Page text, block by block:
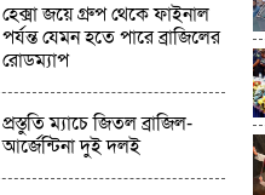
হেক্সা জয়ে গ্রুপ থেকে ফাইনাল
পর্যন্ত যেমন হতে পারে ব্রাজিলের
রোডম্যাপ
প্রস্তুতি ম্যাচে জিতল ব্রাজিল-
আর্জেন্টিনা দুই দলই